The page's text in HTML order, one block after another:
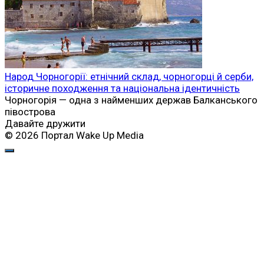
Народ Чорногорії: етнічний склад, чорногорці й серби,
історичне походження та національна ідентичність
Чорногорія — одна з найменших держав Балканського
півострова
Давайте дружити
© 2026 Портал Wake Up Media